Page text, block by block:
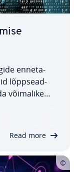
en­ne­ta­
lõpp­sead­
võimalike
Read more